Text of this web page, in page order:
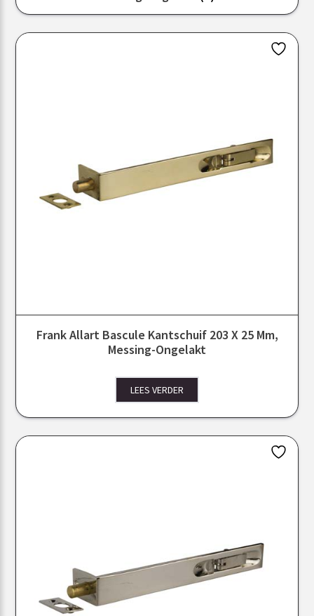
Frank Allart Bascule Kantschuif 203 X 25 Mm,
Messing-Ongelakt
LEES VERDER